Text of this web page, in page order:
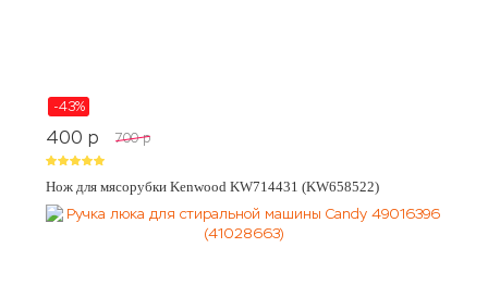
-43%
400 p 700 p
Нож для мясорубки Kenwood KW714431 (KW658522)